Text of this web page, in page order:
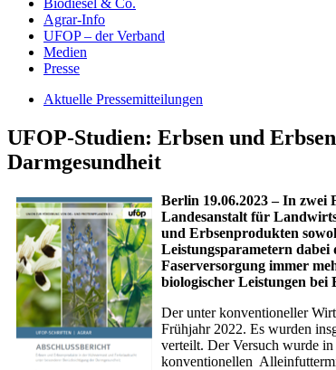
Biodiesel & Co.
Agrar-Info
UFOP – der Verband
Medien
Presse
Aktuelle Pressemitteilungen
UFOP-Studien: Erbsen und
Darmgesundheit
Berlin 19.06.2023 – In
Landesanstalt für
und Erbsenprodukten
Leistungsparametern dabei
Faserversorgung immer
biologischer Leistungen bei
Der unter konventioneller
Frühjahr 2022. Es wurden
verteilt. Der Versuch wurde in
konventionellen